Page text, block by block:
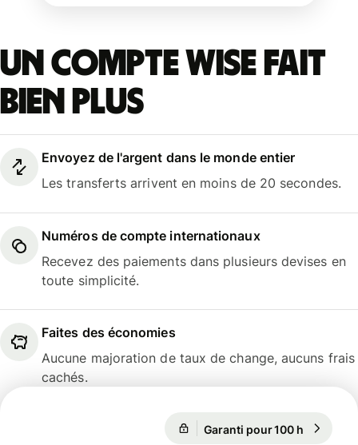
Un compte Wise fait
bien plus
Envoyez de l'argent dans le monde entier
Les transferts arrivent en moins de 20 secondes.
Numéros de compte internationaux
Recevez des paiements dans plusieurs devises en
toute simplicité.
Faites des économies
Aucune majoration de taux de change, aucuns frais
cachés.
Garanti pour 100 h